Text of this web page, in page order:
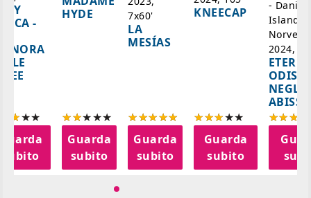
-
subito
HYDE
Guarda
subito
7x60'
LA
MESÍAS
Guarda
subito
KNEECAP
Guarda
subito
-
Islanda,
2024,
NEGLI
ABISSI